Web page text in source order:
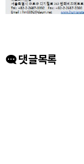
댓글목록